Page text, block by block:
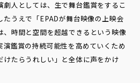
劇人としては、生で舞台鑑賞をするこ
たうえで「EPADが舞台映像の上映会
、時間と空間を超越できるという映像
演鑑賞の持続可能性を高めていくため
けたらうれしい」と全体に声をかけ